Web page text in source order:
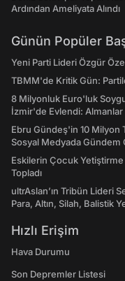
Ardından Ameliyata Alındı
Günün Popüler
Yeni Parti Lideri Özgür
TBMM'de Kritik Gün:
8 Milyonluk Euro'luk
İzmir'de Evlendi:
Ebru Gündeş'in 10 Milyon
Sosyal Medyada Gündem
Eskilerin Çocuk Yetiştirme
Topladı
ultrAslan’ın Tribün Lideri
Para, Altın, Silah, Balistik
Hızlı Erişim
Hava Durumu
Son Depremler Listesi